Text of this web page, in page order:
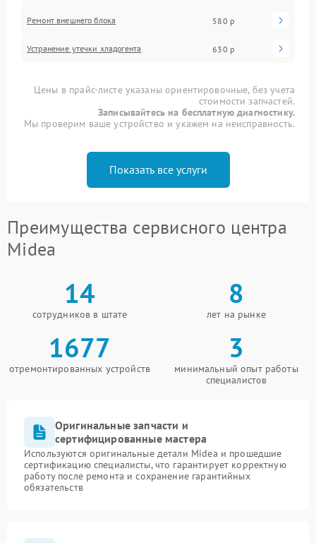
Ремонт внешнего блока 580 р
Устранение утечки хладогента 630 р
Цены в прайс-листе указаны ориентировочные, без учета
стоимости запчастей.
Записывайтесь на бесплатную диагностику.
Мы проверим ваше устройство и укажем на неисправность.
Показать все услуги
Преимущества сервисного центра
Midea
14
сотрудников в штате
8
лет на рынке
1677
отремонтированных устройств
3
минимальный опыт работы
специалистов
Оригинальные запчасти и
сертифицированные мастера
Используются оригинальные детали Midea и прошедшие
сертификацию специалисты, что гарантирует корректную
работу после ремонта и сохранение гарантийных
обязательств